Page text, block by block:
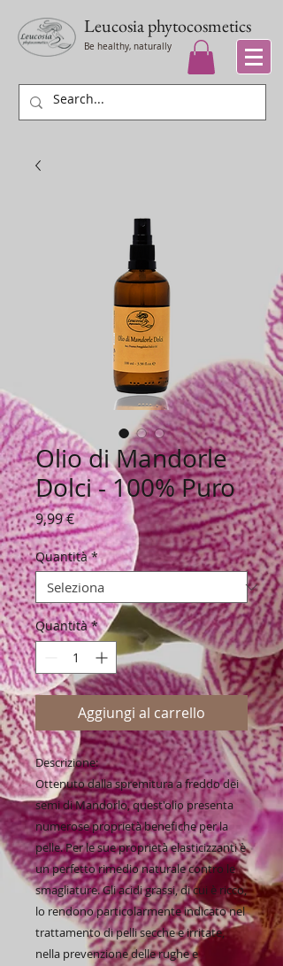
Leucosiaphytocosmetics
Be healthy, naturally
Olio di Mandorle
Dolci - 100% Puro
9,99 €Prezzo
Quantità *
Quantità *
Aggiungi al carrello
Descrizione:
Ottenuto dalla spremitura a freddo dei
semi di Mandorlo, quest'olio presenta
numerose proprietà benefiche per la
pelle. Per le sue proprietà elasticizzanti è
un perfetto rimedio naturale contro le
smagliature. Gli acidi grassi, di cui è ricco,
lo rendono particolarmente indicato nel
trattamento di pelli secche e irritate,
nella prevenzione delle rughe e